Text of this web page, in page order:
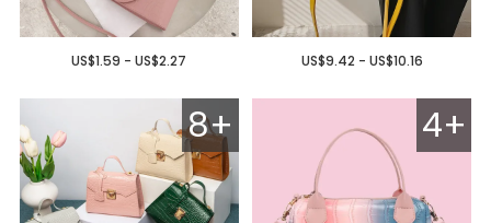
US$1.59 - US$2.27 US$9.42 - US$10.16
8+ 4+